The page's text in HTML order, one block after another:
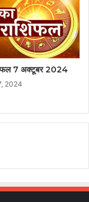
7 अक्टूबर 2024
2024